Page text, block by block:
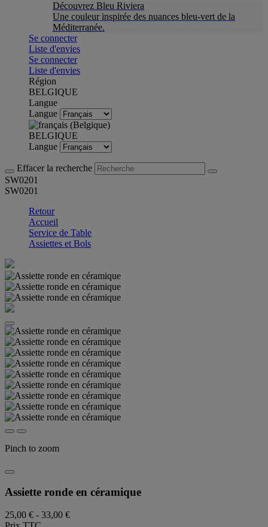
Découvrez Bleu Riviera
Une couleur inspirée des nuances bleu-vert de la
Méditerranée.
Se connecter
Liste d'envies
Se connecter
Liste d'envies
Région
BELGIQUE
Langue
Langue
BELGIQUE
Langue
Effacer la recherche
SW0201
SW0201
Retour
Accueil
Service de Table
Assiettes et Bols
Pinch to zoom
Assiette ronde en céramique
25,00 € - 33,00 €